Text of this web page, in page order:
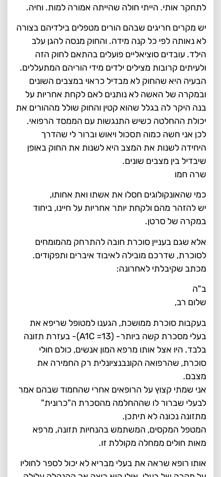
לתחקר אותי. הייתי חולה שהייתה אמורה למות. וחיה.
יש מקרים חריגים שבהם הורים מטפלים בילדיהם בצורה
לא נאותה לפי כל קנה מידה. והחוק מנסה להגן עלב
הילד. עובדים סוציאליים פועלים בהתאם לחוק הזה
ולעיתים קרובות מצילים ילדים מידי הוריהם המתעללים.
הבעיה היא שהחוק לא מבדיל כראוי במצבים השונים
ובמקרה של האשה לא נותנים לאם לקחת אחריות על
בנה היקר לה בגלל שהוא קטין והחוק שולל מההורים את
יכולת ההחלטה כשיש התנגשות עם הממסד הרפואי.
לכן אני חשה כמוה תסכול ויאוש וברור לי שהדרך
היחידה לשנות את המצב היא לשנות את החוק באופן
שיבדיל בין מצבים שונים.
שרה חמו
כמי שהאונקולוגים חסלו את אשתו ואת אחותו,
יש להזהר מהם ולקחת יותר אחריות על חיינו, ביחוד
במקרה של סרטן.
אלא שגם בעניין סוכרת חובה להתרחק מהמומחים
לסוכרת, שדרכם מובילה לאיבוד איברים ותפקודים.
מכתב שקיבלתי לאחרונה:
ב"ה
שלום רב,
בעקבות סוכרת ממושכת, הגענו למטופל שריפא את
בעלי מסכרת קשה ביותר- (A1C =13)- בעזרת תזונה
בלבד. היו אצל אותו מרפא המון אנשים, כולם חולי
סוכרת, שהרפואה הקונבנציונלית רק החמירה את
מצבם.
אני שמתי קצוץ על הרופאים אחרי שהחמוד שבהם אמר
לבעלי שברור לו שההחלמה מהסכרת ה"כרונית"
מתזונה נכונה לא תיתכן.
המטפל המקסים, המשתמש בהנחיות תזונה, מרפא
מאות חולים ממחלה מקוללת זו.
אותו רופא שראה את בעלי מבריא לא יכול לספר לחוליו